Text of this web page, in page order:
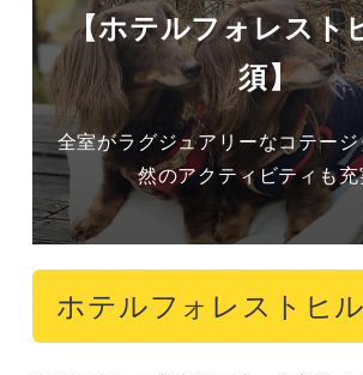
【ホテルフォレスト
須】
全室がラグジュアリーなコテー
然のアクティビティも
ホテルフォレストヒ